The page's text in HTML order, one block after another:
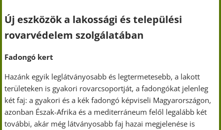
Új eszközök a lakossági és települési
rovarvédelem szolgálatában
Fadongó kert
Hazánk egyik leglátványosabb és legtermetesebb, a lakott
területeken is gyakori rovarcsoportját, a fadongókat jelenleg
két faj: a gyakori és a kék fadongó képviseli Magyarországon,
azonban Észak-Afrika és a mediterráneum felől legalább két
további, akár még látványosabb faj hazai megjelenése is